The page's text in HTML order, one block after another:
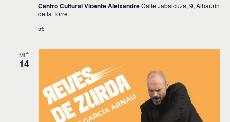
Centro Cultural Vicente AleixandreCalle Jabalcuza, 9, Alhaurín
de la Torre
5€
MIÉ
14